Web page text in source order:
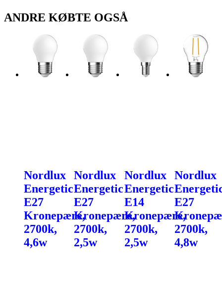
ANDRE KØBTE OGSÅ
Nordlux
Energetic
E27
Kronepære,
2700k,
4,6w
Nordlux
Energetic
E27
Kronepære,
2700k,
2,5w
Nordlux
Energetic
E14
Kronepære,
2700k,
2,5w
Nordlux
E27
2700k,
4,8w